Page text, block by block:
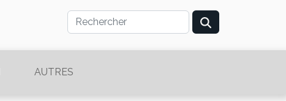
AUTRES